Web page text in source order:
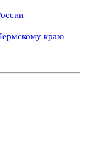
краю